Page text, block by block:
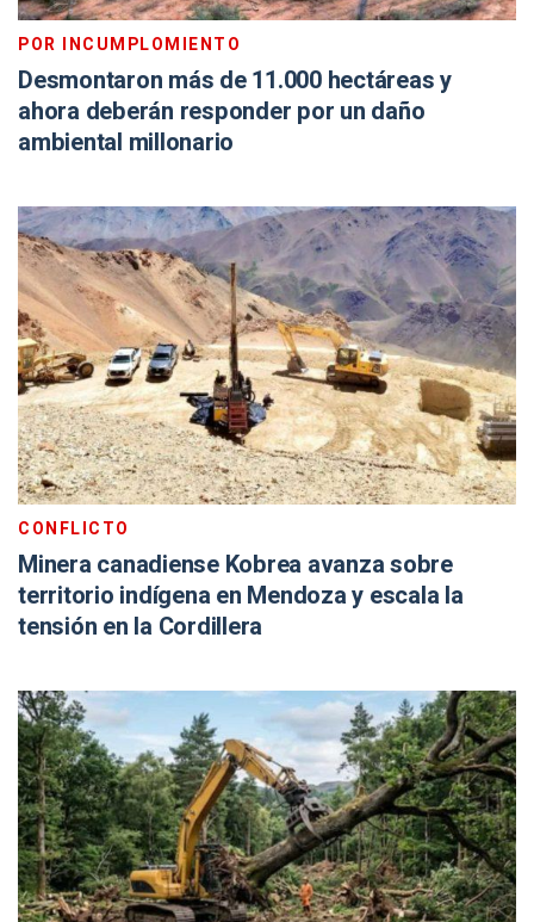
POR INCUMPLOMIENTO
Desmontaron más de 11.000 hectáreas y
ahora deberán responder por un daño
ambiental millonario
CONFLICTO
Minera canadiense Kobrea avanza sobre
territorio indígena en Mendoza y escala la
tensión en la Cordillera